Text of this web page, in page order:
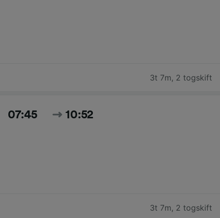
3t 7m, 2 togskift
07:45 10:52
3t 7m, 2 togskift